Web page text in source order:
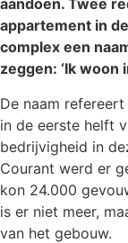
aandoen. Twee
appartement in
complex een
zeggen: ‘Ik woon
De naam
in de eerste helft
bedrijvigheid in
Courant werd er
kon 24.000
is er niet meer,
van het gebouw.